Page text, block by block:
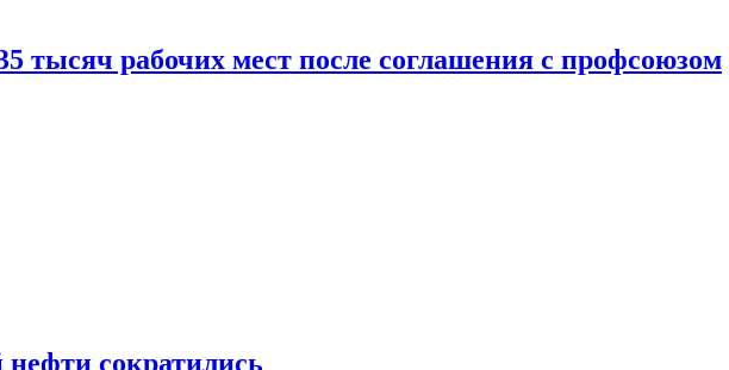
тысяч рабочих мест после соглашения с профсоюзом
сократились